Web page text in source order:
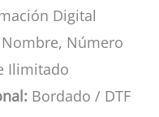
Digital
Número
Ilimitado
Bordado / DTF